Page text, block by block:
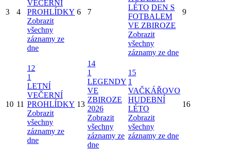
3 4
VEČERNÍ
PROHLÍDKY
Zobrazit
všechny
záznamy ze
dne
6 7
LÉTO DEN S
FOTBALEM
VE ZBIROZE
Zobrazit
všechny
záznamy ze dne
9
10 11
12
1
LETNÍ
VEČERNÍ
PROHLÍDKY
Zobrazit
všechny
záznamy ze
dne
13
14
1
LEGENDY
VE
ZBIROZE
2026
Zobrazit
všechny
záznamy ze
dne
15
1
VAČKÁŘOVO
HUDEBNÍ
LÉTO
Zobrazit
všechny
záznamy ze dne
16